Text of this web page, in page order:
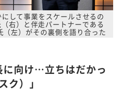
にして事業をスケールさせるの
右）と伴走パートナーである
（左）がその裏側を語り合った
に向け…立ちはだかっ
ク）」